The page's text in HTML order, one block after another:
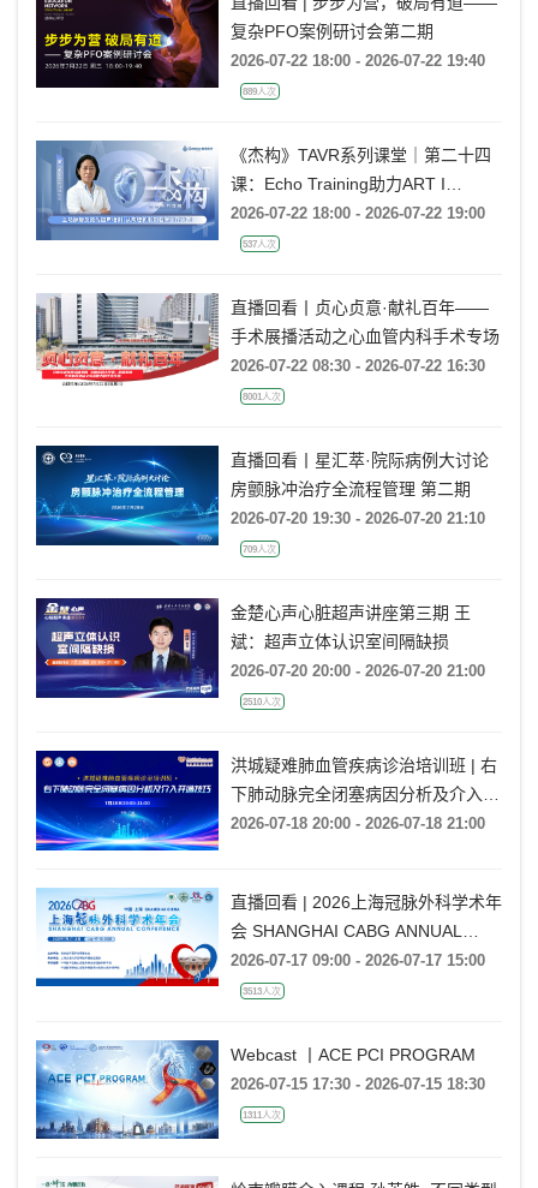
复杂PFO案例研讨会第二期
2026-07-22 18:00 - 2026-07-22 19:40
889人次
《杰构》TAVR系列课堂｜第二十四
课：Echo Training助力ART I
Rebecca T. Hahn教授《主动脉瓣反
流的超声培训：从病理机制到临床诊
2026-07-22 18:00 - 2026-07-22 19:00
537人次
直播回看丨贞心贞意·献礼百年——
手术展播活动之心血管内科手术专场
2026-07-22 08:30 - 2026-07-22 16:30
8001人次
直播回看丨星汇萃·院际病例大讨论
房颤脉冲治疗全流程管理 第二期
2026-07-20 19:30 - 2026-07-20 21:10
709人次
金楚心声心脏超声讲座第三期 王
斌：超声立体认识室间隔缺损
2026-07-20 20:00 - 2026-07-20 21:00
2510人次
洪城疑难肺血管疾病诊治培训班 | 右
下肺动脉完全闭塞病因分析及介入开
通技巧
2026-07-18 20:00 - 2026-07-18 21:00
直播回看 | 2026上海冠脉外科学术年
会 SHANGHAI CABG ANNUAL
CONFERENCE
2026-07-17 09:00 - 2026-07-17 15:00
3513人次
Webcast 丨ACE PCI PROGRAM
2026-07-15 17:30 - 2026-07-15 18:30
1311人次